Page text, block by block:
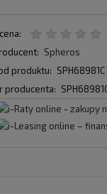
Spheros
produktu: SPH68981C
producenta: